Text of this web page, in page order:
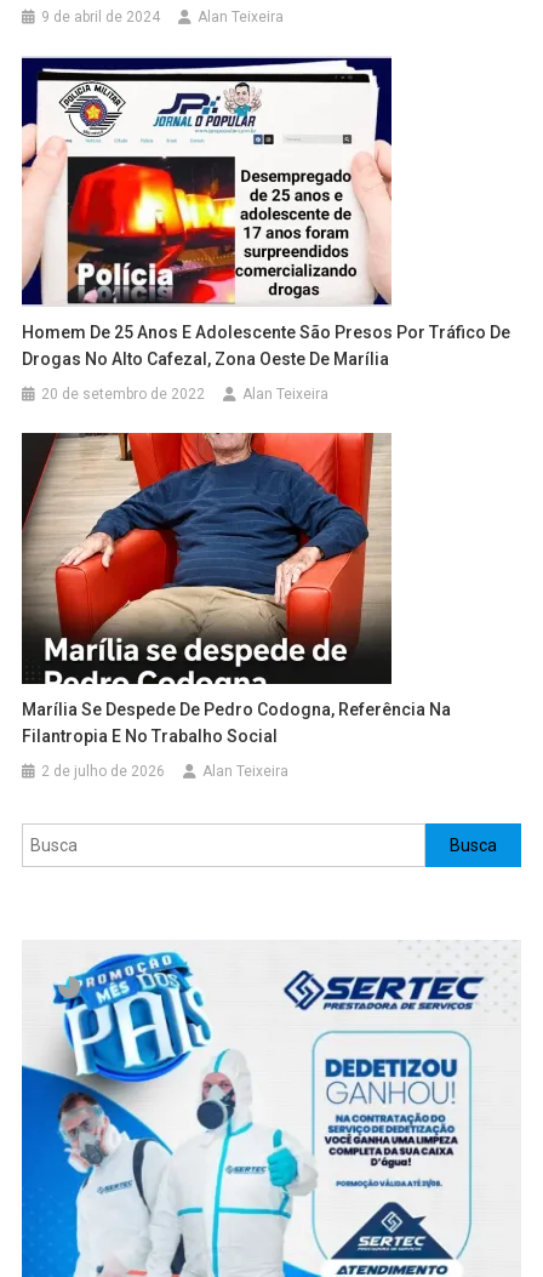
9 de abril de 2024 Alan Teixeira
Homem De 25 Anos E Adolescente São Presos Por Tráfico De
Drogas No Alto Cafezal, Zona Oeste De Marília
20 de setembro de 2022 Alan Teixeira
Marília Se Despede De Pedro Codogna, Referência Na
Filantropia E No Trabalho Social
2 de julho de 2026 Alan Teixeira
Pesquisar Busca